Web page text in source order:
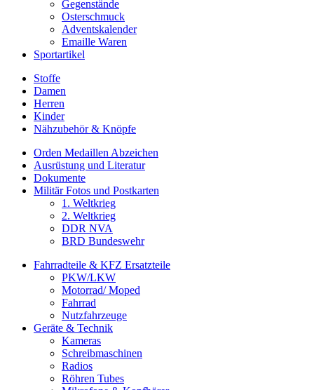
Gegenstände
Osterschmuck
Adventskalender
Emaille Waren
Sportartikel
Stoffe
Damen
Herren
Kinder
Nähzubehör & Knöpfe
Orden Medaillen Abzeichen
Ausrüstung und Literatur
Dokumente
Militär Fotos und Postkarten
1. Weltkrieg
2. Weltkrieg
DDR NVA
BRD Bundeswehr
Fahrradteile & KFZ Ersatzteile
PKW/LKW
Motorrad/ Moped
Fahrrad
Nutzfahrzeuge
Geräte & Technik
Kameras
Schreibmaschinen
Radios
Röhren Tubes